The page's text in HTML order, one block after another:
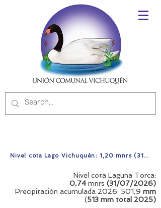
Nivel cota Lago Vichuquén: 1,20 mnrs (31/07/2026)
Nivel cota Laguna Torca:
0,74mnrs (31/07/2026)
Precipitación acumulada 2026: 501,9 mm
(513 mm total 2025)